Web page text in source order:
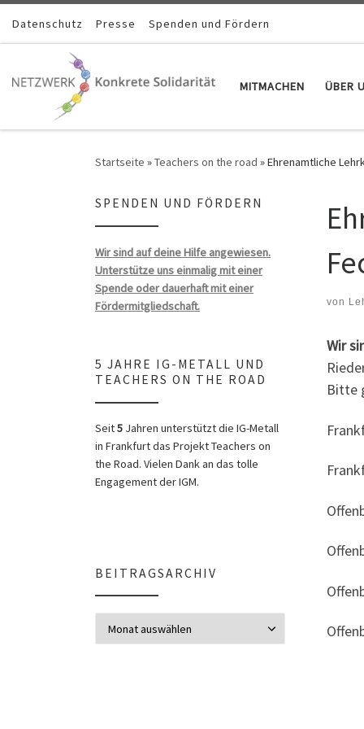
Zum Inhalt springen
Datenschutz Presse Spenden und Fördern
MITMACHEN ÜBER
Startseite »Teachers on the road »Ehrenamtliche
von
Wir
Bitte
SPENDEN UND FÖRDERN
Wir sind auf deine Hilfe angewiesen.
Unterstütze uns einmalig mit einer
Spende oder dauerhaft mit einer
Fördermitgliedschaft.
5 JAHRE IG-METALL UND
TEACHERS ON THE ROAD
Seit5 Jahren unterstützt die IG-Metall
in Frankfurt das Projekt Teachers on
the Road. Vielen Dank an das tolle
Engagement der IGM.
BEITRAGSARCHIV